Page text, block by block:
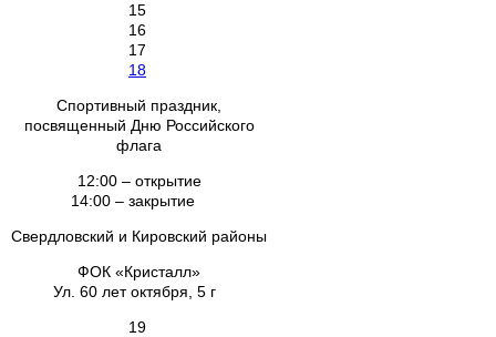
15
16
17
18
Спортивный праздник,
посвященный Дню Российского
флага
12:00 – открытие
14:00 – закрытие
Свердловский и Кировский районы
ФОК «Кристалл»
Ул. 60 лет октября, 5 г
19